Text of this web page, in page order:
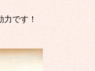
です！